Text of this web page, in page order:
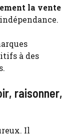
la vente
à des
raisonner,
Il